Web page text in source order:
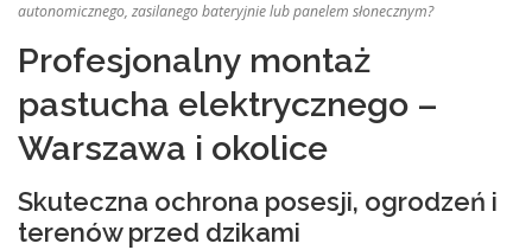
autonomicznego, zasilanego bateryjnie lub panelem słonecznym?
Profesjonalny montaż
pastucha elektrycznego –
Warszawa i okolice
Skuteczna ochrona posesji, ogrodzeń i
terenów przed dzikami